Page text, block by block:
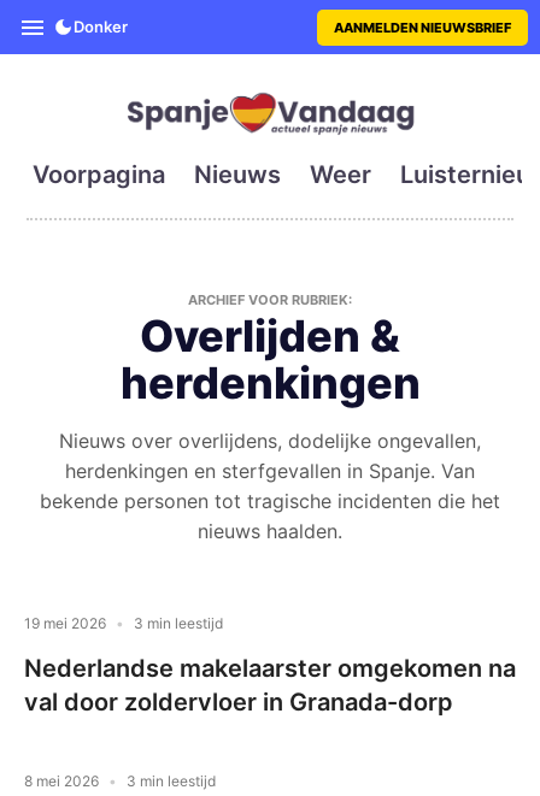
SpanjeVandaag is de eerste
Donker AANMELDEN NIEUWSBRIEF
Voorpagina Nieuws Weer
ARCHIEF VOOR RUBRIEK:
Overlijden &
herdenkingen
Nieuws over overlijdens, dodelijke ongevallen,
herdenkingen en sterfgevallen in Spanje. Van
bekende personen tot tragische incidenten die het
nieuws haalden.
19 mei 2026 3 min leestijd
Nederlandse makelaarster omgekomen na
val door zoldervloer in Granada-dorp
8 mei 2026 3 min leestijd